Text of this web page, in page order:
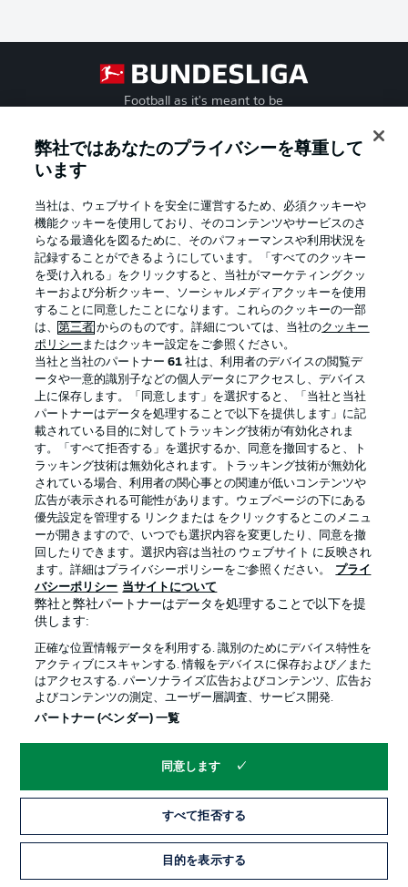
Football as it's meant to be
Official Partners
プライバシー・ポリシー 優先設定を管理する
利用条件 放送局
求人 選手
当サイトについて
© 2026 Bundesliga-Gruppe GmbH
言語をお選びください
Display Mode
弊社ではあなたのプライバシーを尊重して
います
当社は、ウェブサイトを安全に運営するため、必須クッキーや
機能クッキーを使用しており、そのコンテンツやサービスのさ
らなる最適化を図るために、そのパフォーマンスや利用状況を
記録することができるようにしています。「すべてのクッキー
を受け入れる」をクリックすると、当社がマーケティングクッ
キーおよび分析クッキー、ソーシャルメディアクッキーを使用
することに同意したことになります。これらのクッキーの一部
は、第三者 からのものです。詳細については、当社のクッキー
ポリシー またはクッキー設定をご参照ください。
当社と当社のパートナー61 社は、利用者のデバイスの閲覧デ
ータや一意的識別子などの個人データにアクセスし、デバイス
上に保存します。「同意します」を選択すると、「当社と当社
パートナーはデータを処理することで以下を提供します」に記
載されている目的に対してトラッキング技術が有効化されま
す。「すべて拒否する」を選択するか、同意を撤回すると、ト
ラッキング技術は無効化されます。トラッキング技術が無効化
されている場合、利用者の関心事との関連が低いコンテンツや
広告が表示される可能性があります。ウェブページの下にある
優先設定を管理する リンクまたは をクリックするとこのメニュ
ーが開きますので、いつでも選択内容を変更したり、同意を撤
回したりできます。選択内容は当社の ウェブサイト に反映され
ます。詳細はプライバシーポリシーをご参照ください。
プライ
バシーポリシー 当サイトについて
弊社と弊社パートナーはデータを処理することで以下を提
供します:
正確な位置情報データを利用する. 識別のためにデバイス特性を
アクティブにスキャンする. 情報をデバイスに保存および／また
はアクセスする. パーソナライズ広告およびコンテンツ、広告お
よびコンテンツの測定、ユーザー層調査、サービス開発.
パートナー (ベンダー) 一覧
同意します
すべて拒否する
目的を表示する